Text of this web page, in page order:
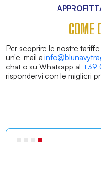
COME
Per scoprire le nostre
un'e-mail a
chat o su Whatsapp al +39
rispondervi con le migliori